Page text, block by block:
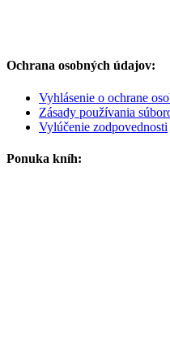
Ochrana osobných údajov:
Vyhlásenie o ochrane
Zásady používania
Vylúčenie zodpovednosti
Ponuka kníh: